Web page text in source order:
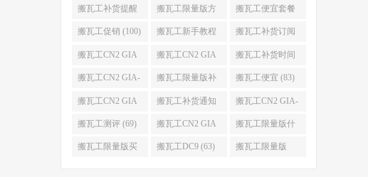
(128) (126)
搬瓦工补货提醒
(106)
搬瓦工限量版方
案 (106)
搬瓦工便宜套餐
(103)
搬瓦工促销 (100) 搬瓦工新手教程
(98)
搬瓦工补货订阅
(98)
搬瓦工CN2 GIA
便宜方案 (92)
搬瓦工CN2 GIA
限量版 (90)
搬瓦工补货时间
(89)
搬瓦工CN2 GIA-
E限量版 (84)
搬瓦工限量版补
货 (84)
搬瓦工便宜 (83)
搬瓦工CN2 GIA
优惠 (82)
搬瓦工补货通知
QQ群 (76)
搬瓦工CN2 GIA-
E便宜套餐 (76)
搬瓦工测评 (69) 搬瓦工CN2 GIA
限量版补货 (67)
搬瓦工限量版什
么时候补货 (67)
搬瓦工限量版买 搬瓦工DC9 (63) 搬瓦工限量版